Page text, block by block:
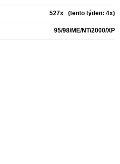
527x (tento týden: 4x)
95/98/ME/NT/2000/XP